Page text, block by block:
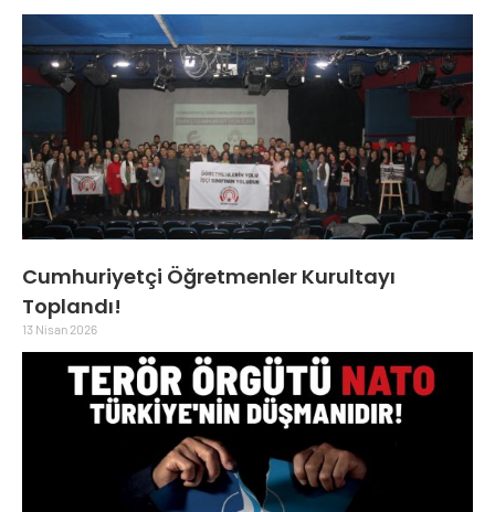
Cumhuriyetçi Öğretmenler Kurultayı
Toplandı!
13 Nisan 2026